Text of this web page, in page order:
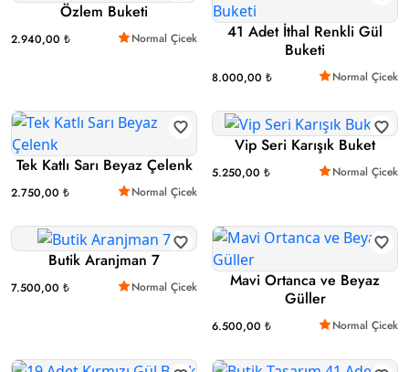
Özlem Buketi
2.940,00 ₺ Normal Çicek
41 Adet İthal Renkli Gül
Buketi
8.000,00 ₺ Normal Çicek
Tek Katlı Sarı Beyaz Çelenk
2.750,00 ₺ Normal Çicek
Vip Seri Karışık Buket
5.250,00 ₺ Normal Çicek
Butik Aranjman 7
7.500,00 ₺ Normal Çicek
Mavi Ortanca ve Beyaz
Güller
6.500,00 ₺ Normal Çicek